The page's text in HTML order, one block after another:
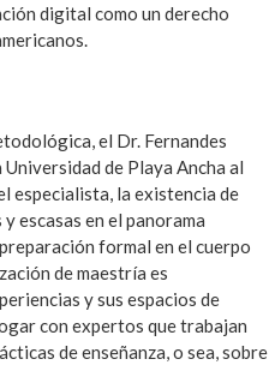
digital como un derecho
el Dr. Fernandes
de Playa Ancha al
especialista, la existencia de
escasas en el panorama
formal en el cuerpo
de maestría es
y sus espacios de
con expertos que trabajan
de enseñanza, o sea, sobre